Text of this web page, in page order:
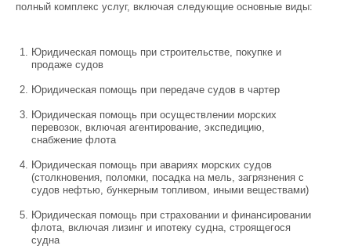
полный комплекс услуг, включая следующие основные виды:
Юридическая помощь при строительстве, покупке и
продаже судов
Юридическая помощь при передаче судов в чартер
Юридическая помощь при осуществлении морских
перевозок, включая агентирование, экспедицию,
снабжение флота
Юридическая помощь при авариях морских судов
(столкновения, поломки, посадка на мель, загрязнения с
судов нефтью, бункерным топливом, иными веществами)
Юридическая помощь при страховании и финансировании
флота, включая лизинг и ипотеку судна, строящегося
судна